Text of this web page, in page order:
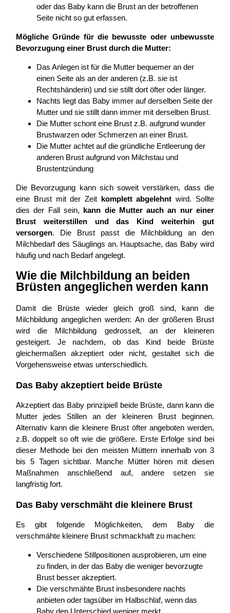
oder das Baby kann die Brust an der betroffenen
Seite nicht so gut erfassen.
Mögliche Gründe für die bewusste oder unbewusste
Bevorzugung einer Brust durch die Mutter:
Das Anlegen ist für die Mutter bequemer an der
einen Seite als an der anderen (z.B. sie ist
Rechtshänderin) und sie stillt dort öfter oder länger.
Nachts liegt das Baby immer auf derselben Seite der
Mutter und sie stillt dann immer mit derselben Brust.
Die Mutter schont eine Brust z.B. aufgrund wunder
Brustwarzen oder Schmerzen an einer Brust.
Die Mutter achtet auf die gründliche Entleerung der
anderen Brust aufgrund von Milchstau und
Brustentzündung
Die Bevorzugung kann sich soweit verstärken, dass die
eine Brust mit der Zeit komplett abgelehnt wird. Sollte
dies der Fall sein, kann die Mutter auch an nur einer
Brust weiterstillen und das Kind weiterhin gut
versorgen. Die Brust passt die Milchbildung an den
Milchbedarf des Säuglings an. Hauptsache, das Baby wird
häufig und nach Bedarf angelegt.
Wie die Milchbildung an beiden
Brüsten angeglichen werden kann
Damit die Brüste wieder gleich groß sind, kann die
Milchbildung angeglichen werden: An der größeren Brust
wird die Milchbildung gedrosselt, an der kleineren
gesteigert. Je nachdem, ob das Kind beide Brüste
gleichermaßen akzeptiert oder nicht, gestaltet sich die
Vorgehensweise etwas unterschiedlich.
Das Baby akzeptiert beide Brüste
Akzeptiert das Baby prinzipiell beide Brüste, dann kann die
Mutter jedes Stillen an der kleineren Brust beginnen.
Alternativ kann die kleinere Brust öfter angeboten werden,
z.B. doppelt so oft wie die größere. Erste Erfolge sind bei
dieser Methode bei den meisten Müttern innerhalb von 3
bis 5 Tagen sichtbar. Manche Mütter hören mit diesen
Maßnahmen anschließend auf, andere setzen sie
langfristig fort.
Das Baby verschmäht die kleinere Brust
Es gibt folgende Möglichkeiten, dem Baby die
verschmähte kleinere Brust schmackhaft zu machen:
Verschiedene Stillpositionen ausprobieren, um eine
zu finden, in der das Baby die weniger bevorzugte
Brust besser akzeptiert.
Die verschmähte Brust insbesondere nachts
anbieten oder tagsüber im Halbschlaf, wenn das